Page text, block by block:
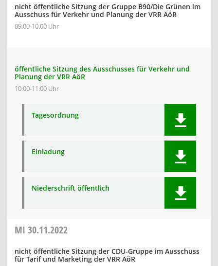
nicht öffentliche Sitzung der Gruppe B90/Die Grünen im
Ausschuss für Verkehr und Planung der VRR AöR
09:00-10:00 Uhr
öffentliche Sitzung des Ausschusses für Verkehr und
Planung der VRR AöR
10:00-11:00 Uhr
Tagesordnung
Einladung
Niederschrift öffentlich
MI 30.11.2022
nicht öffentliche Sitzung der CDU-Gruppe im Ausschuss
für Tarif und Marketing der VRR AöR